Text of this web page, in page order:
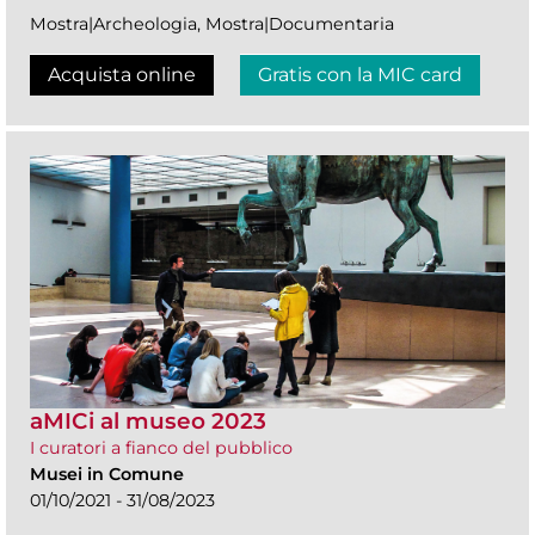
Mostra|Archeologia, Mostra|Documentaria
Acquista online Gratis con la MIC card
aMICi al museo 2023
I curatori a fianco del pubblico
Musei in Comune
01/10/2021 - 31/08/2023